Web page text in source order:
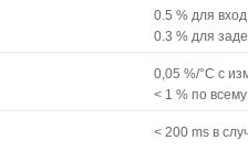
0.5 % для
0.3 % для
0,05 %/°C с
< 1 % по
< 200 ms в